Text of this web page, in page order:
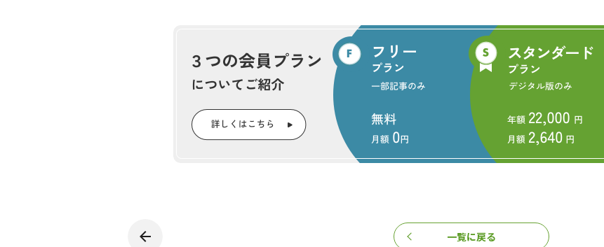
いの場になっており、訪れてみる価値はある。
同市の面積は、３万6,817haで千葉県最大。主要産業は、市北部の臨海部を中心とした製造業で
い」（農林業環境整備課）。だが、市面積の約34％は森林（すべて民有林）が占めており、2022
環境譲与税が同市に交付された。その８割弱（約3,400万円）は基金に積み立て、「将来の森林整
のが現状だ。
昨年（2023（令和５）年）３月に改訂した最新版の「産業振興ビジョン」では、同市が直面して
与税を活用した森林整備の推進や森林資源の有効活用を図っていくことが必要」と明記した。
３地区で意向調査と境界明確化先行、敷地外緑地制度も活用
意向調査は、東電用地（株）（東京都荒川区）に業務委託して実施し、必要経費（約640万円）
一覧に戻る